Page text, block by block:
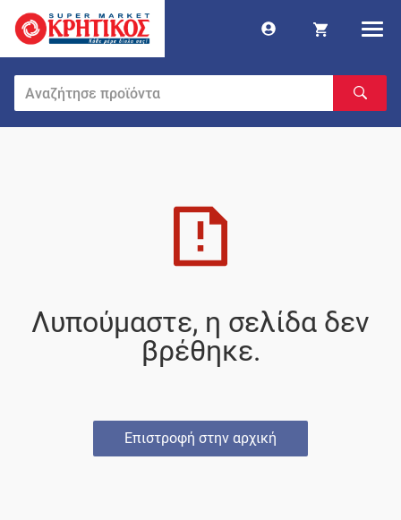
Λυπούμαστε, η σελίδα δεν
βρέθηκε.
Επιστροφή στην αρχική